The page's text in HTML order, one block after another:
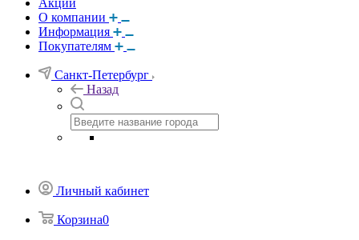
Акции
О компании
Информация
Покупателям
Санкт-Петербург
Назад
Личный кабинет
Корзина0